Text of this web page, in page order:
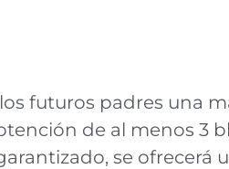
futuros padres una
de al menos 3
se